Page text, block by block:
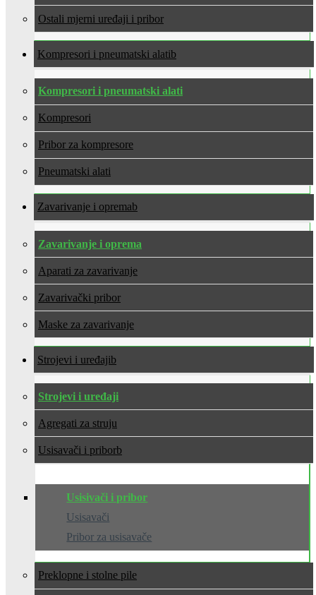
Ostali mjerni uređaji i pribor
Kompresori i pneumatski alati
Kompresori i pneumatski alati
Kompresori
Pribor za kompresore
Pneumatski alati
Zavarivanje i oprema
Zavarivanje i oprema
Aparati za zavarivanje
Zavarivački pribor
Maske za zavarivanje
Strojevi i uređaji
Strojevi i uređaji
Agregati za struju
Usisavači i pribor
Usisivači i pribor
Usisavači
Pribor za usisavače
Preklopne i stolne pile